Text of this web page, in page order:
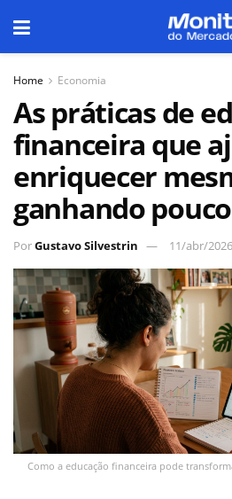
Home Economia
As práticas de
financeira que
enriquecer
ganhando
PorGustavo Silvestrin 11/abr/2026
Como a educação financeira pode